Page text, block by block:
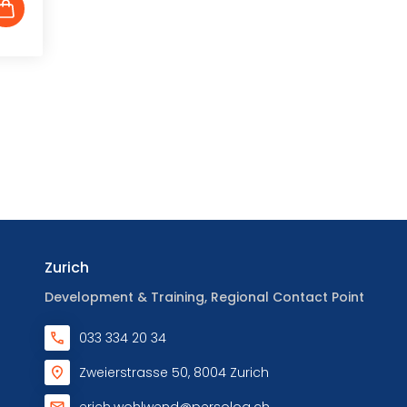
Zurich
Development & Training, Regional Contact Point
033 334 20 34
Zweierstrasse 50, 8004 Zurich